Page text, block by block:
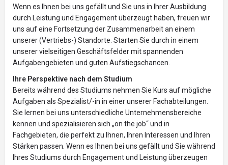
Wenn es Ihnen bei uns gefällt und Sie uns in Ihrer Ausbildung
durch Leistung und Engagement überzeugt haben, freuen wir
uns auf eine Fortsetzung der Zusammenarbeit an einem
unserer (Vertriebs-) Standorte. Starten Sie durch in einem
unserer vielseitigen Geschäftsfelder mit spannenden
Aufgabengebieten und guten Aufstiegschancen.
Ihre Perspektive nach dem Studium
Bereits während des Studiums nehmen Sie Kurs auf mögliche
Aufgaben als Spezialist/-in in einer unserer Fachabteilungen.
Sie lernen bei uns unterschiedliche Unternehmensbereiche
kennen und spezialisieren sich „on the job“ und in
Fachgebieten, die perfekt zu Ihnen, Ihren Interessen und Ihren
Stärken passen. Wenn es Ihnen bei uns gefällt und Sie während
Ihres Studiums durch Engagement und Leistung überzeugen